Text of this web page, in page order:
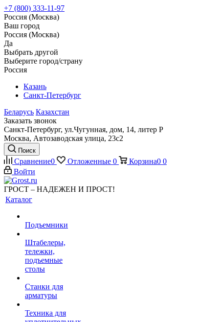
+7 (800) 333-11-97
Россия (Москва)
Ваш город
Россия (Москва)
Да
Выбрать другой
Выберите город/страну
Россия
Казань
Санкт-Петербург
Беларусь Казахстан
Заказать звонок
Санкт-Петербург, ул.Чугунная, дом, 14, литер Р
Москва, Автозаводская улица, 23с2
Поиск
Сравнение0 Отложенные 0 Корзина0 0
Войти
ГРОСТ – НАДЕЖЕН И ПРОСТ!
Каталог
Подъемники
Штабелеры,
тележки,
подъемные
столы
Станки для
арматуры
Техника для